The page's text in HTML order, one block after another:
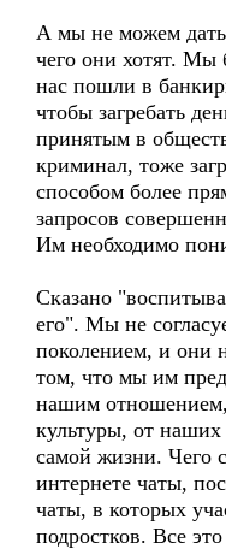
А мы не можем
чего они хотят.
нас пошли в
чтобы загребать
принятым в
криминал, тоже
способом более
запросов
Им необходимо
Сказано
его". Мы не
поколением, и они
том, что мы им
нашим
культуры, от
самой жизни. Чего
интернете чаты,
чаты, в которых
подростков. Все